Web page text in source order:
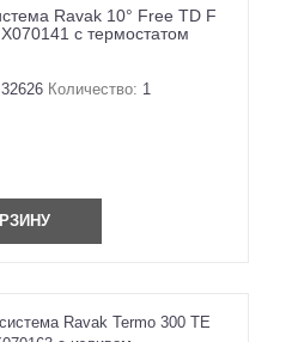
Ravak 10° Free TD F
с термостатом
32626 Количество: 1